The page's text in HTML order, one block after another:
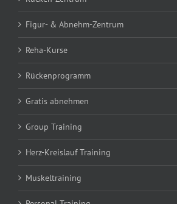
Figur- & Abnehm-Zentrum
Reha-Kurse
Rückenprogramm
Gratis abnehmen
Group Training
Herz-Kreislauf Training
Muskeltraining